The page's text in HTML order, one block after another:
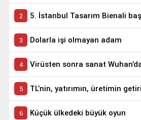
5. İstanbul Tasarım Bienali
Dolarla işi olmayan adam
TL’nin, yatırımın, üretimin
Küçük ülkedeki büyük oyun